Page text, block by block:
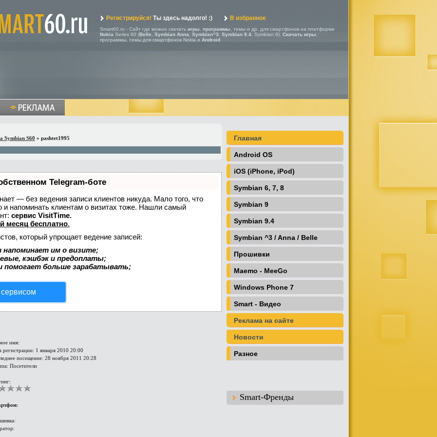
Регистрируйся! Ты здесь надолго! :) В избранное
Smart60.ru - Сайт где можно скачать игры программы , темы и др. для смартфонов на платформе
Nokia Series 60 (Belle Symbian Anna Symbian^3 Symbian 9.4 , Symbian 9). Скачать игры
программы, темы для смартфонов Nokia и Android
Symbian S60 » pashtet1995
Telegram-боте
— без ведения записи клиентов никуда. Мало того, что
и напоминать клиентам о визитах тоже. Нашли самый
сервис VisitTime.
месяц бесплатно.
который упрощает ведение записей:
напоминает им о визите;
кэшбэк и предоплаты;
помогает больше зарабатывать;
сервисом
имя:
регистрации: 1 января 2010 20:00
посещение: 28 ноября 2011 20:28
Посетители
Главная
Android OS
iOS (iPhone, iPod)
Symbian 6, 7, 8
Symbian 9
Symbian 9.4
Symbian ^3 / Anna / Belle
Прошивки
Maemo - MeeGo
Windows Phone 7
Smart - Видео
Реклама на сайте
Новости
Разное
Smart-Френды